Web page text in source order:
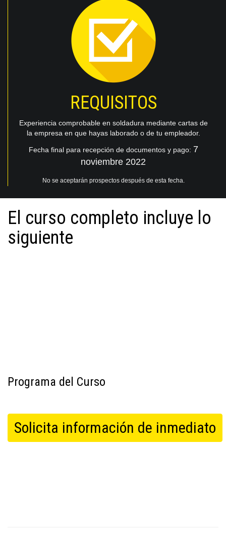
REQUISITOS
Experiencia comprobable en soldadura mediante cartas de
la empresa en que hayas laborado o de tu empleador.
Fecha final para recepción de documentos y pago: 7
noviembre 2022
No se aceptarán prospectos despuésde esta fecha.
El curso completo incluye lo
siguiente
Programa del Curso
Solicita información de inmediato